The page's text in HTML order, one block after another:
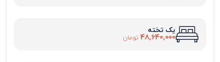
یک تخته
48,640,000 تومان